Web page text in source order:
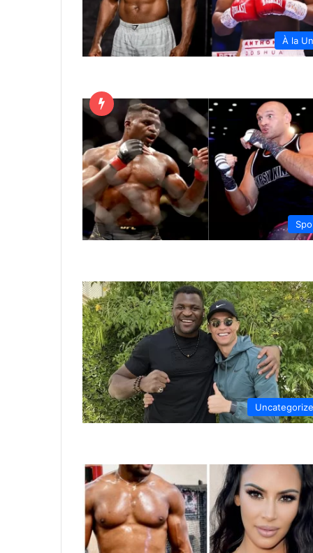
À la